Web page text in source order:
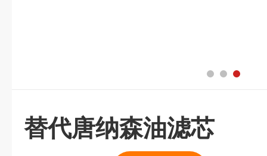
替代唐纳森油滤芯